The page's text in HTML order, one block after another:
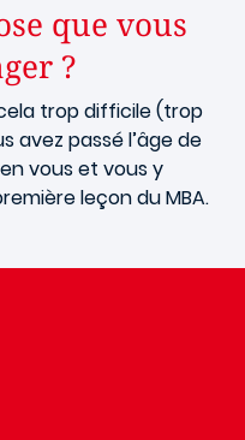
que vous
?
trop difficile (trop
avez passé l’âge de
vous et vous y
leçon du MBA.